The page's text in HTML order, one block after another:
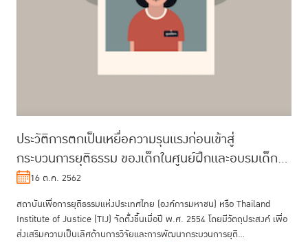
ประวัติการตกเป็นเหยื่อความรุนแรงก่อนเข้าสู่
กระบวนการยุติธรรม ของเด็กในศูนย์ฝึกและอบรมเด็ก
และเยาวชน
16 ต.ค. 2562
สถาบันเพื่อการยุติธรรมแห่งประเทศไทย (องค์การมหาชน) หรือ Thailand
Institute of Justice (TIJ) จัดตั้งขึ้นเมื่อปี พ.ศ. 2554 โดยมีวัตถุประสงค์ เพื่อ
ส่งเสริมความเป็นเลิศด้านการวิจัยและการพัฒนากระบวนการยุติ...